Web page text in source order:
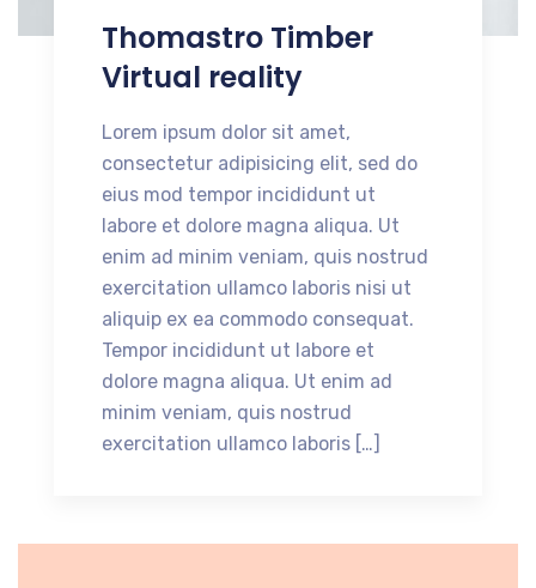
Thomastro Timber
Virtual reality
Lorem ipsum dolor sit amet,
consectetur adipisicing elit, sed do
eius mod tempor incididunt ut
labore et dolore magna aliqua. Ut
enim ad minim veniam, quis nostrud
exercitation ullamco laboris nisi ut
aliquip ex ea commodo consequat.
Tempor incididunt ut labore et
dolore magna aliqua. Ut enim ad
minim veniam, quis nostrud
exercitation ullamco laboris […]